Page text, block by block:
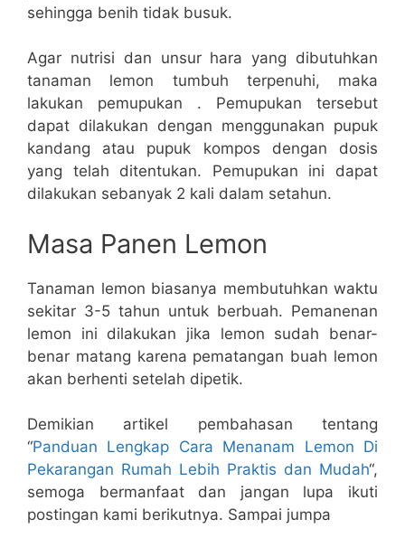
sehingga benih tidak busuk.
Agar nutrisi dan unsur hara yang dibutuhkan
tanaman lemon tumbuh terpenuhi, maka
lakukan pemupukan . Pemupukan tersebut
dapat dilakukan dengan menggunakan pupuk
kandang atau pupuk kompos dengan dosis
yang telah ditentukan. Pemupukan ini dapat
dilakukan sebanyak 2 kali dalam setahun.
Masa Panen Lemon
Tanaman lemon biasanya membutuhkan waktu
sekitar 3-5 tahun untuk berbuah. Pemanenan
lemon ini dilakukan jika lemon sudah benar-
benar matang karena pematangan buah lemon
akan berhenti setelah dipetik.
Demikian artikel pembahasan tentang
“Panduan Lengkap Cara Menanam Lemon Di
Pekarangan Rumah Lebih Praktis dan Mudah“,
semoga bermanfaat dan jangan lupa ikuti
postingan kami berikutnya. Sampai jumpa